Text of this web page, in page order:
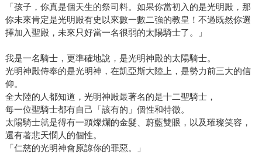
「孩子，你真是個天生的祭司料。如果你當初入的是光明殿，那
你未來肯定是光明殿有史以來數一數二強的教皇！不過既然你選
擇加入聖殿，未來只好當一名很弱的太陽騎士了。」
我是一名騎士，更準確地說，是光明神殿的太陽騎士。
光明神殿侍奉的是光明神，在凱亞斯大陸上，是勢力前三大的信
仰。
全大陸的人都知道，光明神殿最著名的是十二聖騎士，
每一位聖騎士都有自己「該有的」個性和特徵。
太陽騎士就是得有一頭燦爛的金髮、蔚藍雙眼，以及璀璨笑容，
還有著悲天憫人的個性。
「仁慈的光明神會原諒你的罪惡。」